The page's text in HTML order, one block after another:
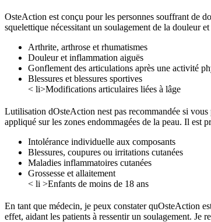
OsteAction est conçu pour les personnes souffrant de
squelettique nécessitant un soulagement de la douleur
Arthrite, arthrose et rhumatismes
Douleur et inflammation aiguës
Gonflement des articulations après une activité
Blessures et blessures sportives
< li>Modifications articulaires liées à lâge
Lutilisation dOsteAction nest pas recommandée si
appliqué sur les zones endommagées de la peau. Il est
Intolérance individuelle aux composants
Blessures, coupures ou irritations cutanées
Maladies inflammatoires cutanées
Grossesse et allaitement
< li >Enfants de moins de 18 ans
En tant que médecin, je peux constater quOsteAction
effet, aidant les patients à ressentir un soulagement. Je